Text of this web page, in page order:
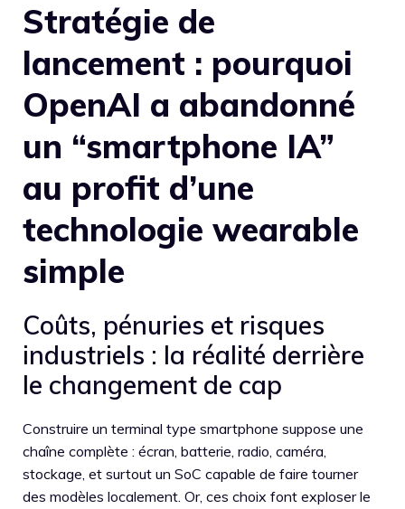
Stratégie de
lancement : pourquoi
OpenAI a abandonné
un “smartphone IA”
au profit d’une
technologie wearable
simple
Coûts, pénuries et risques
industriels : la réalité derrière
le changement de cap
Construire un terminal type smartphone suppose une
chaîne complète : écran, batterie, radio, caméra,
stockage, et surtout un SoC capable de faire tourner
des modèles localement. Or, ces choix font exploser le